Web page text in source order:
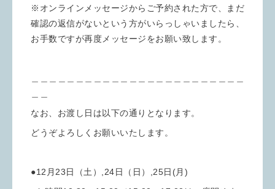
※オンラインメッセージからご予約された方で、まだ
確認の返信がないという方がいらっしゃいましたら、
お手数ですが再度メッセージをお願い致します。
なお、お渡し日は以下の通りとなります。
どうぞよろしくお願いいたします。
●12月23日（土）,24日（日）,25日(月)